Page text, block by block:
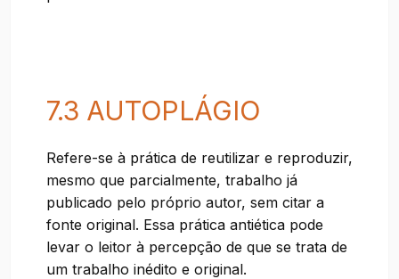
7.3 AUTOPLÁGIO
Refere-se à prática de reutilizar e reproduzir,
mesmo que parcialmente, trabalho já
publicado pelo próprio autor, sem citar a
fonte original. Essa prática antiética pode
levar o leitor à percepção de que se trata de
um trabalho inédito e original.